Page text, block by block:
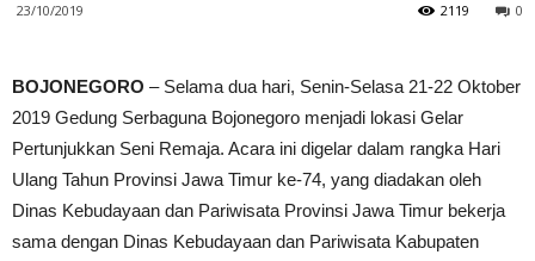
23/10/2019 0
2119
BOJONEGORO – Selama dua hari, Senin-Selasa 21-22 Oktober
2019 Gedung Serbaguna Bojonegoro menjadi lokasi Gelar
Pertunjukkan Seni Remaja. Acara ini digelar dalam rangka Hari
Ulang Tahun Provinsi Jawa Timur ke-74, yang diadakan oleh
Dinas Kebudayaan dan Pariwisata Provinsi Jawa Timur bekerja
sama dengan Dinas Kebudayaan dan Pariwisata Kabupaten